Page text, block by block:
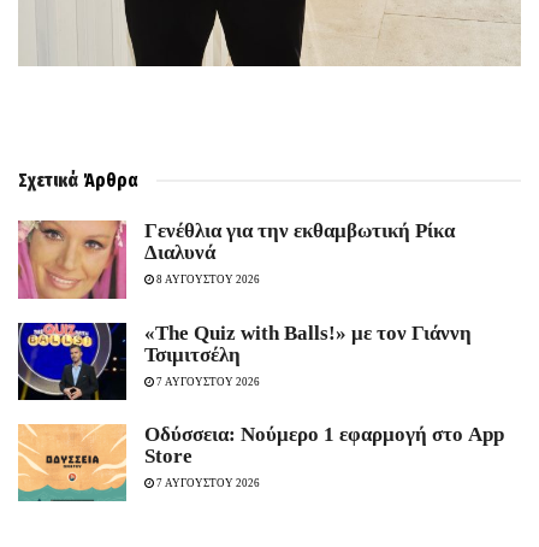
Σχετικά Άρθρα
Γενέθλια για την εκθαμβωτική Ρίκα
Διαλυνά
8 ΑΥΓΟΥΣΤΟΥ 2026
«The Quiz with Balls!» με τον Γιάννη
Τσιμιτσέλη
7 ΑΥΓΟΥΣΤΟΥ 2026
Οδύσσεια: Νούμερο 1 εφαρμογή στο App
Store
7 ΑΥΓΟΥΣΤΟΥ 2026